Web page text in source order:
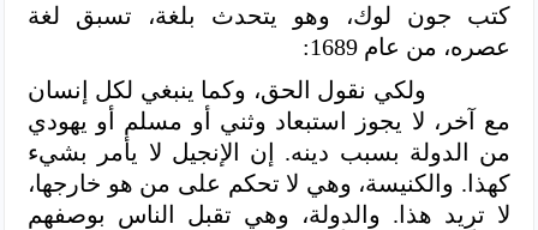
كتب جون لوك، وهو يتحدث بلغة، تسبق لغة
عصره، من عام 1689:
ولكي نقول الحق، وكما ينبغي لكل إنسان
مع آخر، لا يجوز استبعاد وثني أو مسلم أو يهودي
من الدولة بسبب دينه. إن الإنجيل لا يأمر بشيء
كهذا. والكنيسة، وهي لا تحكم على من هو خارجها،
لا تريد هذا. والدولة، وهي تقبل الناس بوصفهم